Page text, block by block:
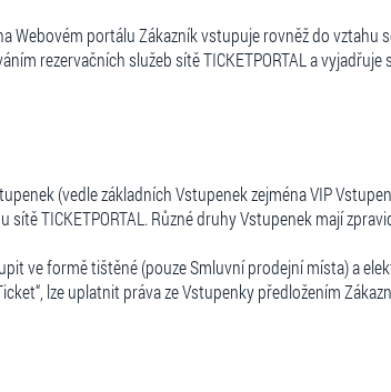
Webovém portálu Zákazník vstupuje rovněž do vztahu
rezervačních služeb sítě TICKETPORTAL a
(vedle základních Vstupenek zejména VIP
TICKETPORTAL. Různé druhy Vstupenek mají
ve formě tištěné (pouze Smluvní prodejní místa) a
lze uplatnit práva ze Vstupenky předložením